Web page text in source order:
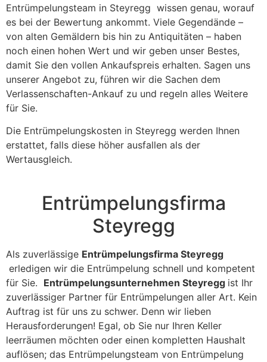
Entrümpelungsteam in Steyregg wissen genau, worauf
es bei der Bewertung ankommt. Viele Gegendände –
von alten Gemäldern bis hin zu Antiquitäten – haben
noch einen hohen Wert und wir geben unser Bestes,
damit Sie den vollen Ankaufspreis erhalten. Sagen uns
unserer Angebot zu, führen wir die Sachen dem
Verlassenschaften-Ankauf zu und regeln alles Weitere
für Sie.
Die Entrümpelungskosten in Steyregg werden Ihnen
erstattet, falls diese höher ausfallen als der
Wertausgleich.
Entrümpelungsfirma
Steyregg
Als zuverlässige Entrümpelungsfirma Steyregg
erledigen wir die Entrümpelung schnell und kompetent
für Sie. Entrümpelungsunternehmen Steyregg ist Ihr
zuverlässiger Partner für Entrümpelungen aller Art. Kein
Auftrag ist für uns zu schwer. Denn wir lieben
Herausforderungen! Egal, ob Sie nur Ihren Keller
leerräumen möchten oder einen kompletten Haushalt
auflösen; das Entrümpelungsteam von Entrümpelung